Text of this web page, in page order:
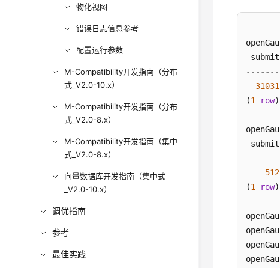
物化视图
错误日志信息参考
配置运行参数
M-Compatibility开发指南（分布
式_V2.0-10.x）
M-Compatibility开发指南（分布
式_V2.0-8.x）
M-Compatibility开发指南（集中
式_V2.0-8.x）
向量数据库开发指南（集中式
_V2.0-10.x）
调优指南
参考
最佳实践
31031
(1 row)
512
(1 row)